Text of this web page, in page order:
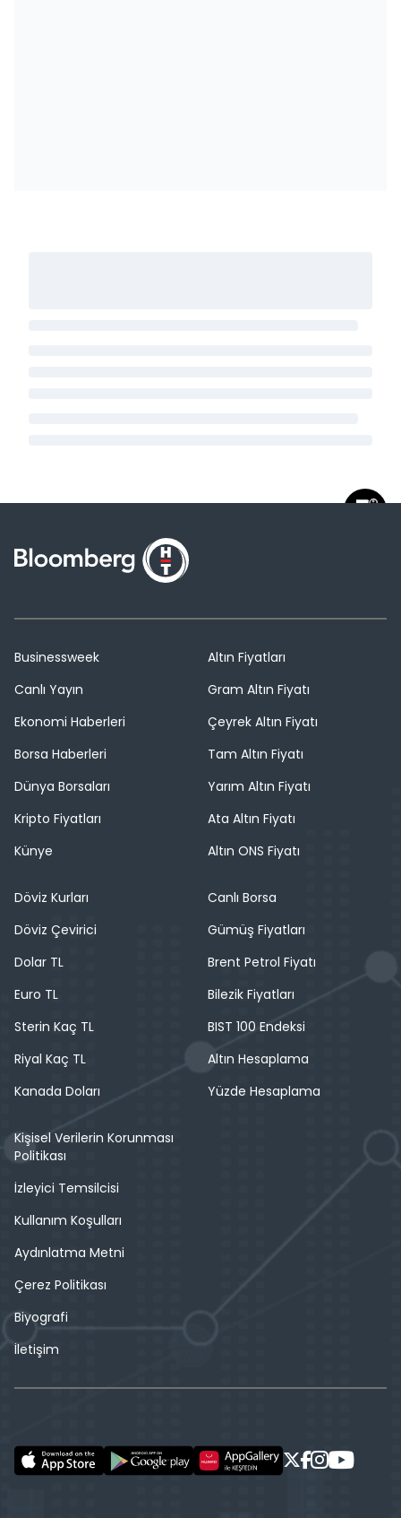
Businessweek
Canlı Yayın
Ekonomi Haberleri
Borsa Haberleri
Dünya Borsaları
Kripto Fiyatları
Künye
Altın Fiyatları
Gram Altın Fiyatı
Çeyrek Altın Fiyatı
Tam Altın Fiyatı
Yarım Altın Fiyatı
Ata Altın Fiyatı
Altın ONS Fiyatı
Döviz Kurları
Döviz Çevirici
Dolar TL
Euro TL
Sterin Kaç TL
Riyal Kaç TL
Kanada Doları
Canlı Borsa
Gümüş Fiyatları
Brent Petrol Fiyatı
Bilezik Fiyatları
BIST 100 Endeksi
Altın Hesaplama
Yüzde Hesaplama
Kişisel Verilerin Korunması
Politikası
İzleyici Temsilcisi
Kullanım Koşulları
Aydınlatma Metni
Çerez Politikası
Biyografi
İletişim